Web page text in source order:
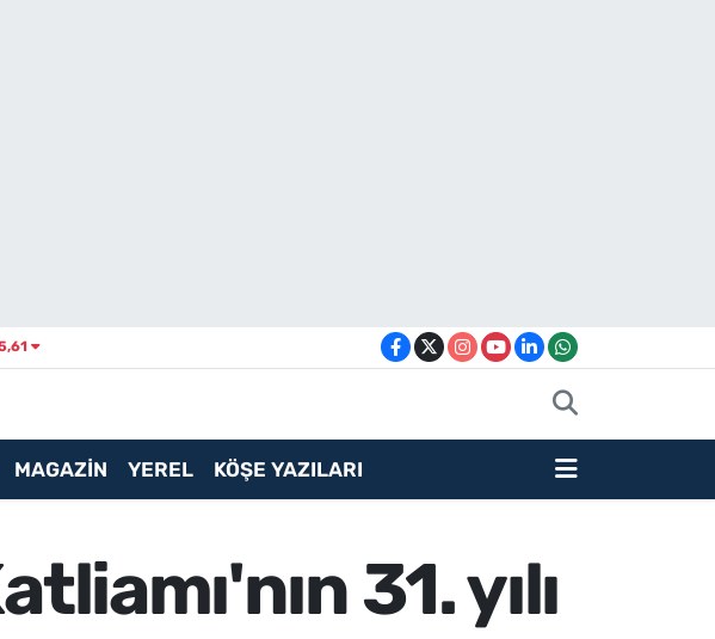
MAGAZİN YEREL KÖŞE YAZILARI
31. yılı